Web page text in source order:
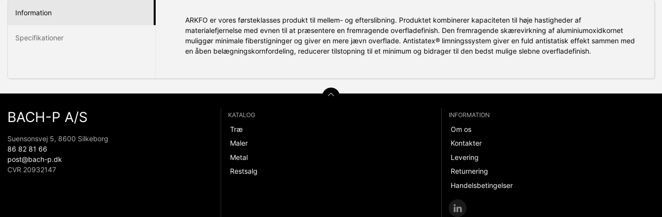
Information
Specifikationer
ARKFO er vores førsteklasses produkt til mellem- og efterslibning. Produktet kombinerer kapaciteten til høje hastigheder af
materialefjernelse med evnen til at præsentere en fremragende overfladefinish. Den fremragende skærevirkning af aluminiumoxidkornet
muliggør minimale fiberstigninger og giver en mere jævn overflade. Antistatex® limningssystem giver en fuld antistatisk effekt sammen med
en åben belægningskornfordeling, reducerer tilstopning til et minimum og bidrager til den bedst mulige slebne overfladefinish.
BACH-P A/S
Suensonsvej 5, 8600 Silkeborg
86 82 81 66
post@bach-p.dk
CVR 20932147
KATALOG
Træ
Maler
Metal
Restsalg
INFORMATION
Om os
Kontakter
Levering
Returnering
Handelsbetingelser